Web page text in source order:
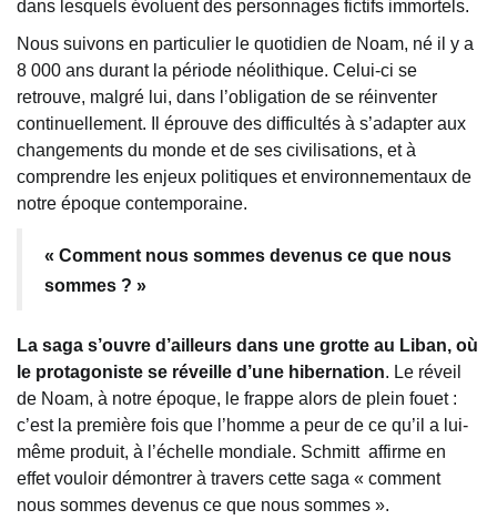
dans lesquels évoluent des personnages fictifs immortels.
Nous suivons en particulier le quotidien de Noam, né il y a
8 000 ans durant la période néolithique. Celui-ci se
retrouve, malgré lui, dans l’obligation de se réinventer
continuellement. Il éprouve des difficultés à s’adapter aux
changements du monde et de ses civilisations, et à
comprendre les enjeux politiques et environnementaux de
notre époque contemporaine.
« Comment nous sommes devenus ce que nous
sommes ? »
La saga s’ouvre d’ailleurs dans une grotte au Liban, où
le protagoniste se réveille d’une hibernation. Le réveil
de Noam, à notre époque, le frappe alors de plein fouet :
c’est la première fois que l’homme a peur de ce qu’il a lui-
même produit, à l’échelle mondiale. Schmitt affirme en
effet vouloir démontrer à travers cette saga « comment
nous sommes devenus ce que nous sommes ».